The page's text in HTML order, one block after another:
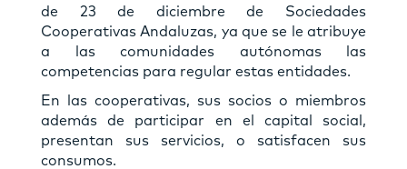
de 23 de diciembre de Sociedades
Cooperativas Andaluzas, ya que se le atribuye
a las comunidades autónomas las
competencias para regular estas entidades.
En las cooperativas, sus socios o miembros
además de participar en el capital social,
presentan sus servicios, o satisfacen sus
consumos.